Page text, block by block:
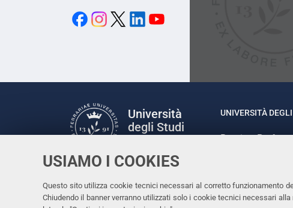
USIAMO I COOKIES
Questo sito utilizza cookie tecnici necessari al corretto funzionamento
Chiudendo il banner verranno utilizzati solo i cookie tecnici necessari
Università
degli Studi
Facebook
LinkedinInstagram
Youtube
UNIVERSITÀ
Rettrice: